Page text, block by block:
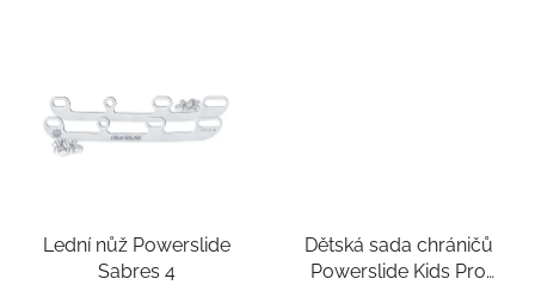
Lední nůž Powerslide
Sabres 4
Dětská sada chráničů
Powerslide Kids Pro